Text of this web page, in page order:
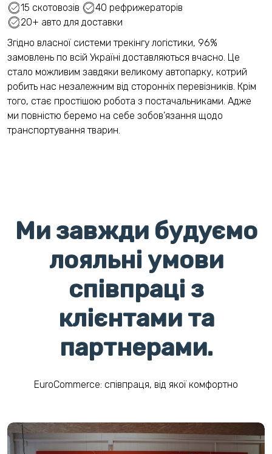
15 скотовозів
40 рефрижераторів
20+ авто для доставки
Згідно власної системи трекінгу логістики, 96%
замовлень по всій Україні доставляються вчасно. Це
стало можливим завдяки великому автопарку, котрий
робить нас незалежним від сторонніх перевізників. Крім
того, стає простішою робота з постачальниками. Адже
ми повністю беремо на себе зобов’язання щодо
транспортування тварин.
Ми завжди будуємо
лояльні умови
співпраці з
клієнтами та
партнерами.
EuroCommerce: співпраця, від якої комфортно